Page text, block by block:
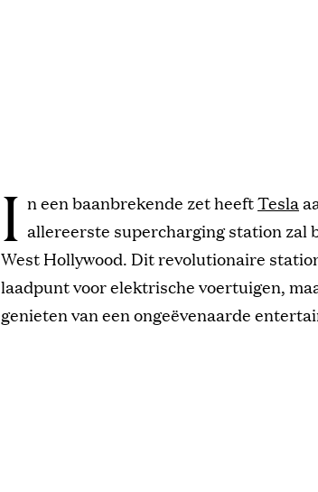
I n een baanbrekende zet heeftTesla
allereerste supercharging station zal
West Hollywood. Dit revolutionaire
laadpunt voor elektrische voertuigen,
genieten van een ongeëvenaarde